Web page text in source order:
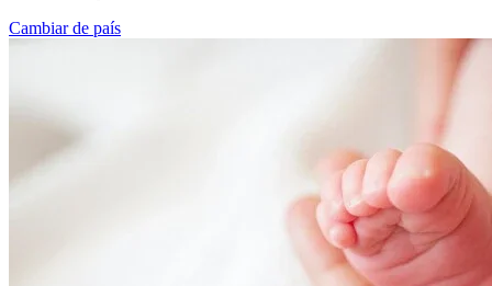
Cambiar de país